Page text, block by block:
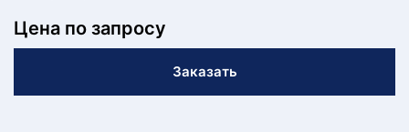
Цена по запросу
Заказать